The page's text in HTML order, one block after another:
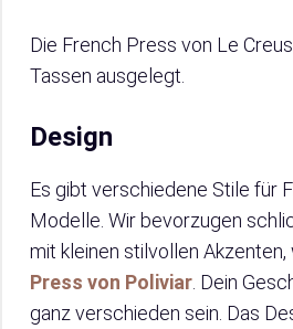
Die French Press von Le
Tassen ausgelegt.
Design
Es gibt verschiedene Stile für
Modelle. Wir bevorzugen
mit kleinen stilvollen
Press von Poliviar . Dein
ganz verschieden sein. Das